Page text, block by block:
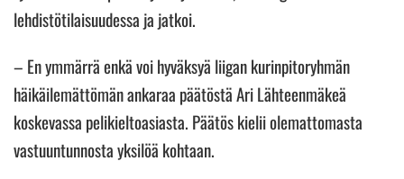
lehdistötilaisuudessa ja jatkoi.
– En ymmärrä enkä voi hyväksyä liigan kurinpitoryhmän
häikäilemättömän ankaraa päätöstä Ari Lähteenmäkeä
koskevassa pelikieltoasiasta. Päätös kielii olemattomasta
vastuuntunnosta yksilöä kohtaan.